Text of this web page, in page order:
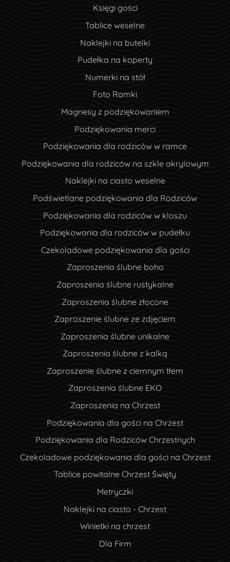
Księgi gości
Tablice weselne
Naklejki na butelki
Pudełka na koperty
Numerki na stół
Foto Ramki
Magnesy z podziękowaniem
Podziękowania merci
Podziękowania dla rodziców w ramce
Podziękowania dla rodziców na szkle akrylowym
Naklejki na ciasto weselne
Podświetlane podziękowania dla Rodziców
Podziękowania dla rodziców w kloszu
Podziękowania dla rodziców w pudełku
Czekoladowe podziękowania dla gości
Zaproszenia ślubne boho
Zaproszenia ślubne rustykalne
Zaproszenia ślubne złocone
Zaproszenie ślubne ze zdjęciem
Zaproszenia ślubne unikalne
Zaproszenia ślubne z kalką
Zaproszenie ślubne z ciemnym tłem
Zaproszenia ślubne EKO
Zaproszenia na Chrzest
Podziękowania dla gości na Chrzest
Podziękowania dla Rodziców Chrzestnych
Czekoladowe podziękowania dla gości na Chrzest
Tablice powitalne Chrzest Święty
Metryczki
Naklejki na ciasto - Chrzest
Winietki na chrzest
Dla Firm